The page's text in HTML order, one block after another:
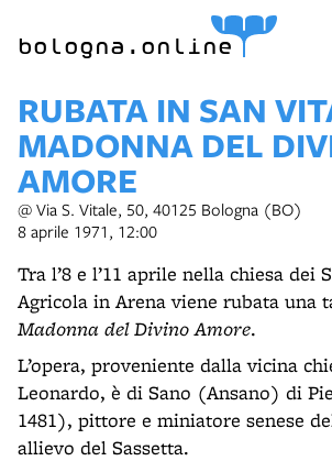
bologna.online
RUBATA IN SAN
MADONNA DEL
AMORE
@ Via S. Vitale, 50, 40125 Bologna (BO)
8 aprile 1971, 12:00
Tra l’8 e l’11 aprile nella chiesa dei
Agricola in Arena viene rubata una
Madonna del Divino Amore.
L’opera, proveniente dalla vicina
Leonardo, è di Sano (Ansano) di
1481), pittore e miniatore senese
allievo del Sassetta.